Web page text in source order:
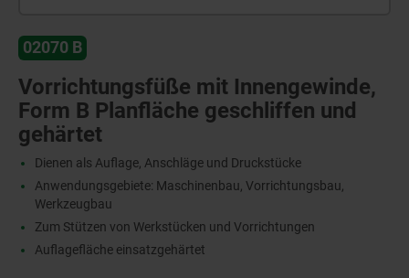
02070 B
Vorrichtungsfüße mit Innengewinde,
Form B Planfläche geschliffen und
gehärtet
Dienen als Auflage, Anschläge und Druckstücke
Anwendungsgebiete: Maschinenbau, Vorrichtungsbau,
Werkzeugbau
Zum Stützen von Werkstücken und Vorrichtungen
Auflagefläche einsatzgehärtet